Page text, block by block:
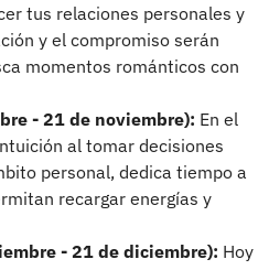
tus relaciones personales y
y el compromiso serán
momentos románticos con
- 21 de noviembre): En el
al tomar decisiones
personal, dedica tiempo a
recargar energías y
- 21 de diciembre): Hoy